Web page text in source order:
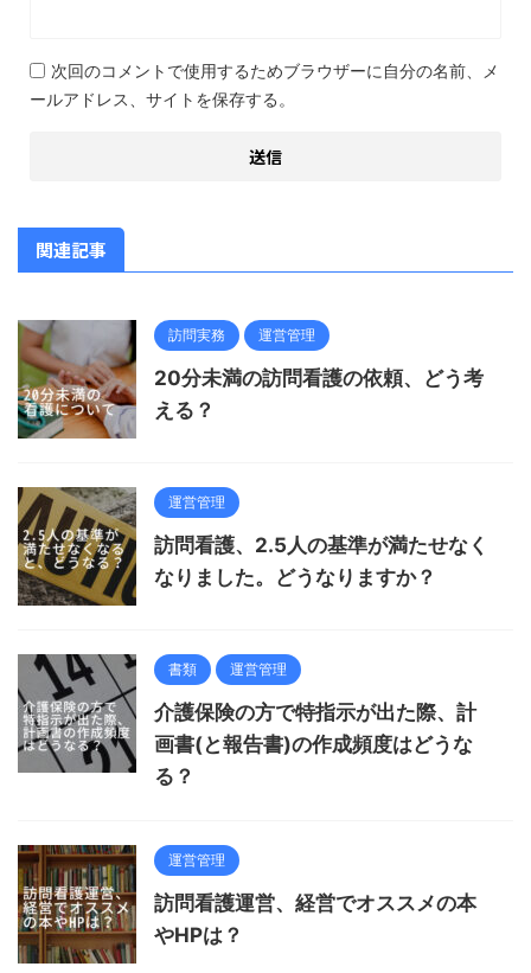
次回のコメントで使用するためブラウザーに自分の名前、メ
ールアドレス、サイトを保存する。
関連記事
訪問実務 運営管理
20分未満の訪問看護の依頼、どう考
える？
運営管理
訪問看護、2.5人の基準が満たせなく
なりました。どうなりますか？
書類 運営管理
介護保険の方で特指示が出た際、計
画書(と報告書)の作成頻度はどうな
る？
運営管理
訪問看護運営、経営でオススメの本
やHPは？